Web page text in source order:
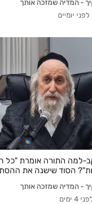
- המדיה שמזכה אותך
לפני יומיים
למה התורה אומרת "כל
הסוד שישנה את
- המדיה שמזכה אותך
4 ימים